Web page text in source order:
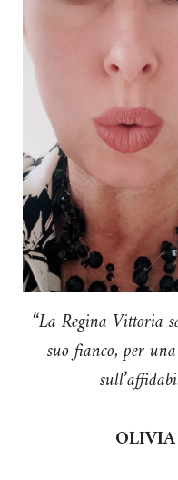
“La Regina Vittoria
suo fianco, per